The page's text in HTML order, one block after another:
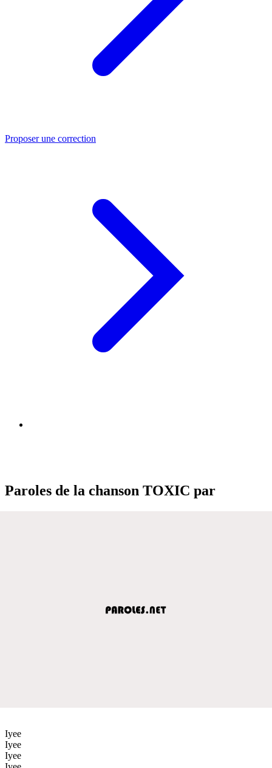
Proposer une correction
Paroles de la chanson TOXIC par
Iyee
Iyee
Iyee